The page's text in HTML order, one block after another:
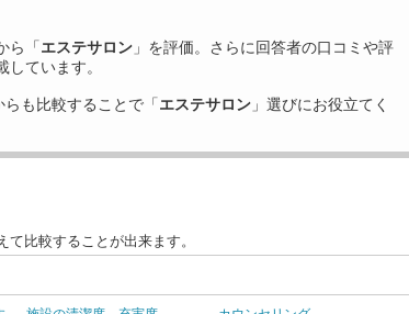
ら「エステサロン 」を評価。さらに回答者の口コミや評
ています。
らも比較することで「エステサロン 」選びにお役立てく
比較することが出来ます。